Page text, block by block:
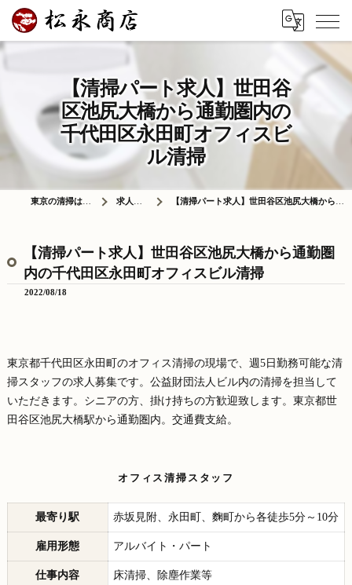
【清掃パート求人】世田谷
区池尻大橋から通勤圏内の
千代田区永田町オフィスビ
ル清掃
東京の清掃は株式会社松永商店 求人情報ブログ 【清掃パート求人】世田谷区池尻大橋から通勤圏内の千代田区永田町オフィスビル清掃
【清掃パート求人】世田谷区池尻大橋から通勤圏
内の千代田区永田町オフィスビル清掃
2022/08/18
東京都千代田区永田町のオフィス清掃の現場で、週5日勤務可能な清
掃スタッフの求人募集です。公益財団法人ビル内の清掃を担当して
いただきます。シニアの方、掛け持ちの方歓迎致します。東京都世
田谷区池尻大橋駅から通勤圏内。交通費支給。
オフィス清掃スタッフ
最寄り駅 赤坂見附、永田町、麴町から各徒歩5分～10分
雇用形態 アルバイト・パート
仕事内容 床清掃、除塵作業等